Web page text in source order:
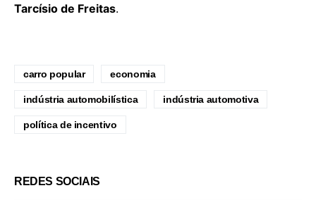
Tarcísio de Freitas.
carro popular economia
indústria automobilística indústria automotiva
política de incentivo
REDES SOCIAIS